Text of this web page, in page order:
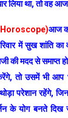
लिया था, तो वह
Horoscope)आज
में सुख शांति का
की मदद से समाप्त
तो उसमें भी आप
परेशान रहेंगे,
के योग बनते दिख